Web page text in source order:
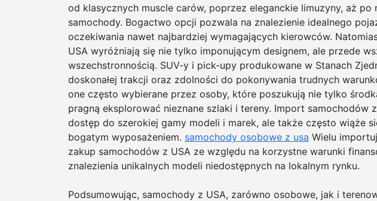
od klasycznych muscle carów, poprzez eleganckie limuzyny, aż po
samochody. Bogactwo opcji pozwala na znalezienie idealnego
oczekiwania nawet najbardziej wymagających kierowców.
USA wyróżniają się nie tylko imponującym designem, ale przede
wszechstronnością. SUV-y i pick-upy produkowane w Stanach
doskonałej trakcji oraz zdolności do pokonywania trudnych
one często wybierane przez osoby, które poszukują nie tylko
pragną eksplorować nieznane szlaki i tereny. Import samochodów
dostęp do szerokiej gamy modeli i marek, ale także często wiąże
bogatym wyposażeniem. samochody osobowe z usa Wielu
zakup samochodów z USA ze względu na korzystne warunki
znalezienia unikalnych modeli niedostępnych na lokalnym rynku.
Podsumowując, samochody z USA, zarówno osobowe, jak i